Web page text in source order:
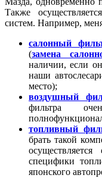
Также
систем. Например,
салонный
(замена
наличии, если
наши
место);
воздушный
фильтра
топливный
брать такой
специфики
японского